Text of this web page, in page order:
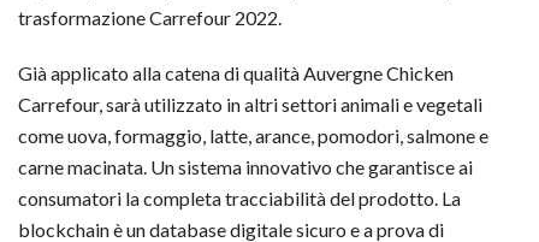
trasformazione Carrefour 2022.
Già applicato alla catena di qualità Auvergne Chicken
Carrefour, sarà utilizzato in altri settori animali e vegetali
come uova, formaggio, latte, arance, pomodori, salmone e
carne macinata. Un sistema innovativo che garantisce ai
consumatori la completa tracciabilità del prodotto. La
blockchain è un database digitale sicuro e a prova di